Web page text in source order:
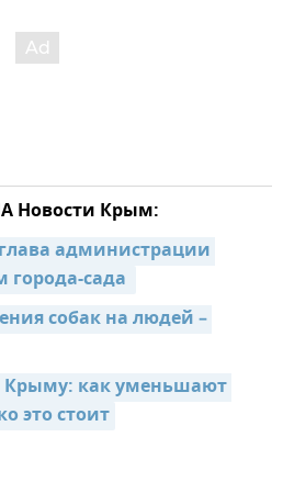
Новости Крым:
администрации
города-сада
собак на людей –
Крыму: как уменьшают
это стоит